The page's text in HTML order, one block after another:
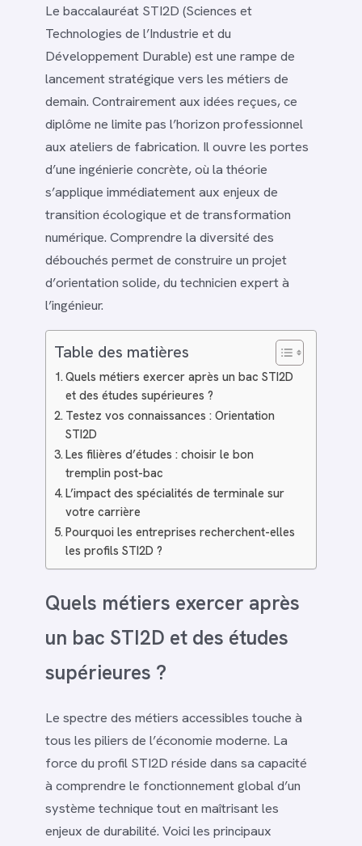
Le baccalauréat STI2D (Sciences et
Technologies de l’Industrie et du
Développement Durable) est une rampe de
lancement stratégique vers les métiers de
demain. Contrairement aux idées reçues, ce
diplôme ne limite pas l’horizon professionnel
aux ateliers de fabrication. Il ouvre les portes
d’une ingénierie concrète, où la théorie
s’applique immédiatement aux enjeux de
transition écologique et de transformation
numérique. Comprendre la diversité des
débouchés permet de construire un projet
d’orientation solide, du technicien expert à
l’ingénieur.
Table des matières
Quels métiers exercer après un bac STI2D
et des études supérieures ?
Testez vos connaissances : Orientation
STI2D
Les filières d’études : choisir le bon
tremplin post-bac
L’impact des spécialités de terminale sur
votre carrière
Pourquoi les entreprises recherchent-elles
les profils STI2D ?
Quels métiers exercer après
un bac STI2D et des études
supérieures ?
Le spectre des métiers accessibles touche à
tous les piliers de l’économie moderne. La
force du profil STI2D réside dans sa capacité
à comprendre le fonctionnement global d’un
système technique tout en maîtrisant les
enjeux de durabilité. Voici les principaux